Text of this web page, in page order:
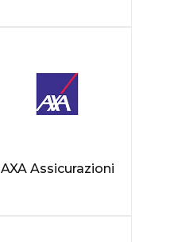
AXA Assicurazioni